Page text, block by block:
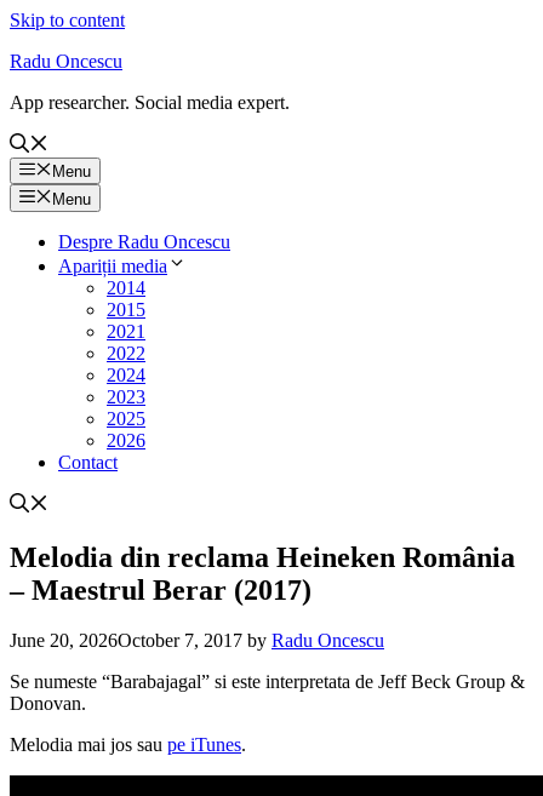
Skip to content
Radu Oncescu
App researcher. Social media expert.
Menu
Menu
Despre Radu Oncescu
Apariții media
2014
2015
2021
2022
2024
2023
2025
2026
Contact
Melodia din reclama Heineken România
– Maestrul Berar (2017)
June 20, 2026October 7, 2017 by Radu Oncescu
Se numeste “Barabajagal” si este interpretata de Jeff Beck Group &
Donovan.
Melodia mai jos sau pe iTunes.